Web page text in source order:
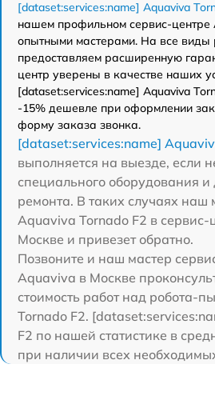
[dataset:services:name] Aquaviva
нашем профильном сервис-центре
опытными мастерами. На все виды
предоставляем расширенную
центр уверены в качестве наших
[dataset:services:name] Aquaviva
-15% дешевле при оформлении
форму заказа звонка.
[dataset:services:name]
выполняется на выезде, если
специального оборудования и
ремонта. В таких случаях наш
Aquaviva Tornado F2 в
Москве и привезет обратно.
Позвоните и наш мастер
Aquaviva в Москве
стоимость работ над робота-
Tornado F2.
F2 по нашей статистике в
при наличии всех